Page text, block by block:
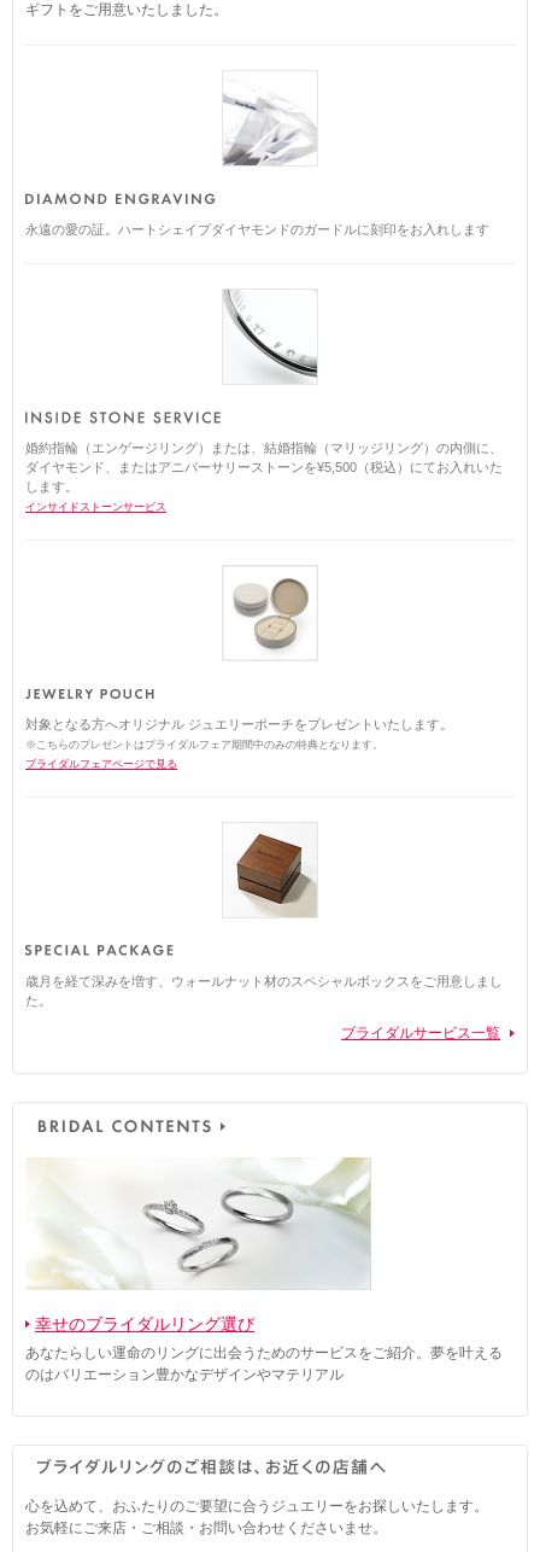
ギフトをご用意いたしました。
永遠の愛の証。ハートシェイプダイヤモンドのガードルに刻印をお入れします
婚約指輪（エンゲージリング）または、結婚指輪（マリッジリング）の内側に、
ダイヤモンド、またはアニバーサリーストーンを¥5,500（税込）にてお入れいた
します。
インサイドストーンサービス
対象となる方へオリジナル ジュエリーポーチをプレゼントいたします。
※こちらのプレゼントはブライダルフェア期間中のみの特典となります。
ブライダルフェアページで見る
歳月を経て深みを増す、ウォールナット材のスペシャルボックスをご用意しまし
た。
ブライダルサービス一覧
幸せのブライダルリング選び
あなたらしい運命のリングに出会うためのサービスをご紹介。夢を叶える
のはバリエーション豊かなデザインやマテリアル
心を込めて、おふたりのご要望に合うジュエリーをお探しいたします。
お気軽にご来店・ご相談・お問い合わせくださいませ。